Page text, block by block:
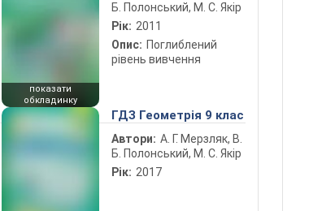
показати
обкладинку
Б. Полонський, М. С. Якір
Рік: 2011
Опис: Поглиблений
рівень вивчення
ГДЗ Геометрія 9 клас
Автори: А. Г. Мерзляк, В.
Б. Полонський, М. С. Якір
Рік: 2017